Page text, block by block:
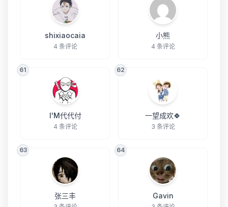
shixiaocaia
4 条评论
小熊
4 条评论
61
I'M代代付
4 条评论
62
一望成欢🍀
3 条评论
63
张三丰
64
Gavin